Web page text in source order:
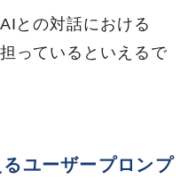
との対話における
っているといえるで
ユーザープロンプ